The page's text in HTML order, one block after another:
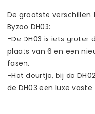
De grootste verschillen
Byzoo DH03:
-De DH03 is iets groter
plaats van 6 en een
fasen.
-Het deurtje, bij de
de DH03 een luxe vaste